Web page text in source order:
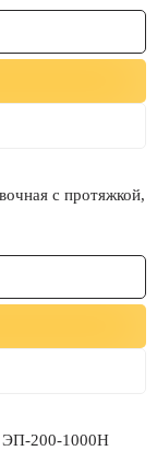
с протяжкой,
ЭП-200-1000Н